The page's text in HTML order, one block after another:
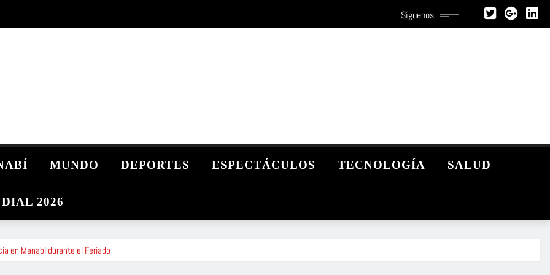
Síguenos
MUNDO DEPORTES ESPECTÁCULOS TECNOLOGÍA SALUD
2026
en Manabí durante el Feriado